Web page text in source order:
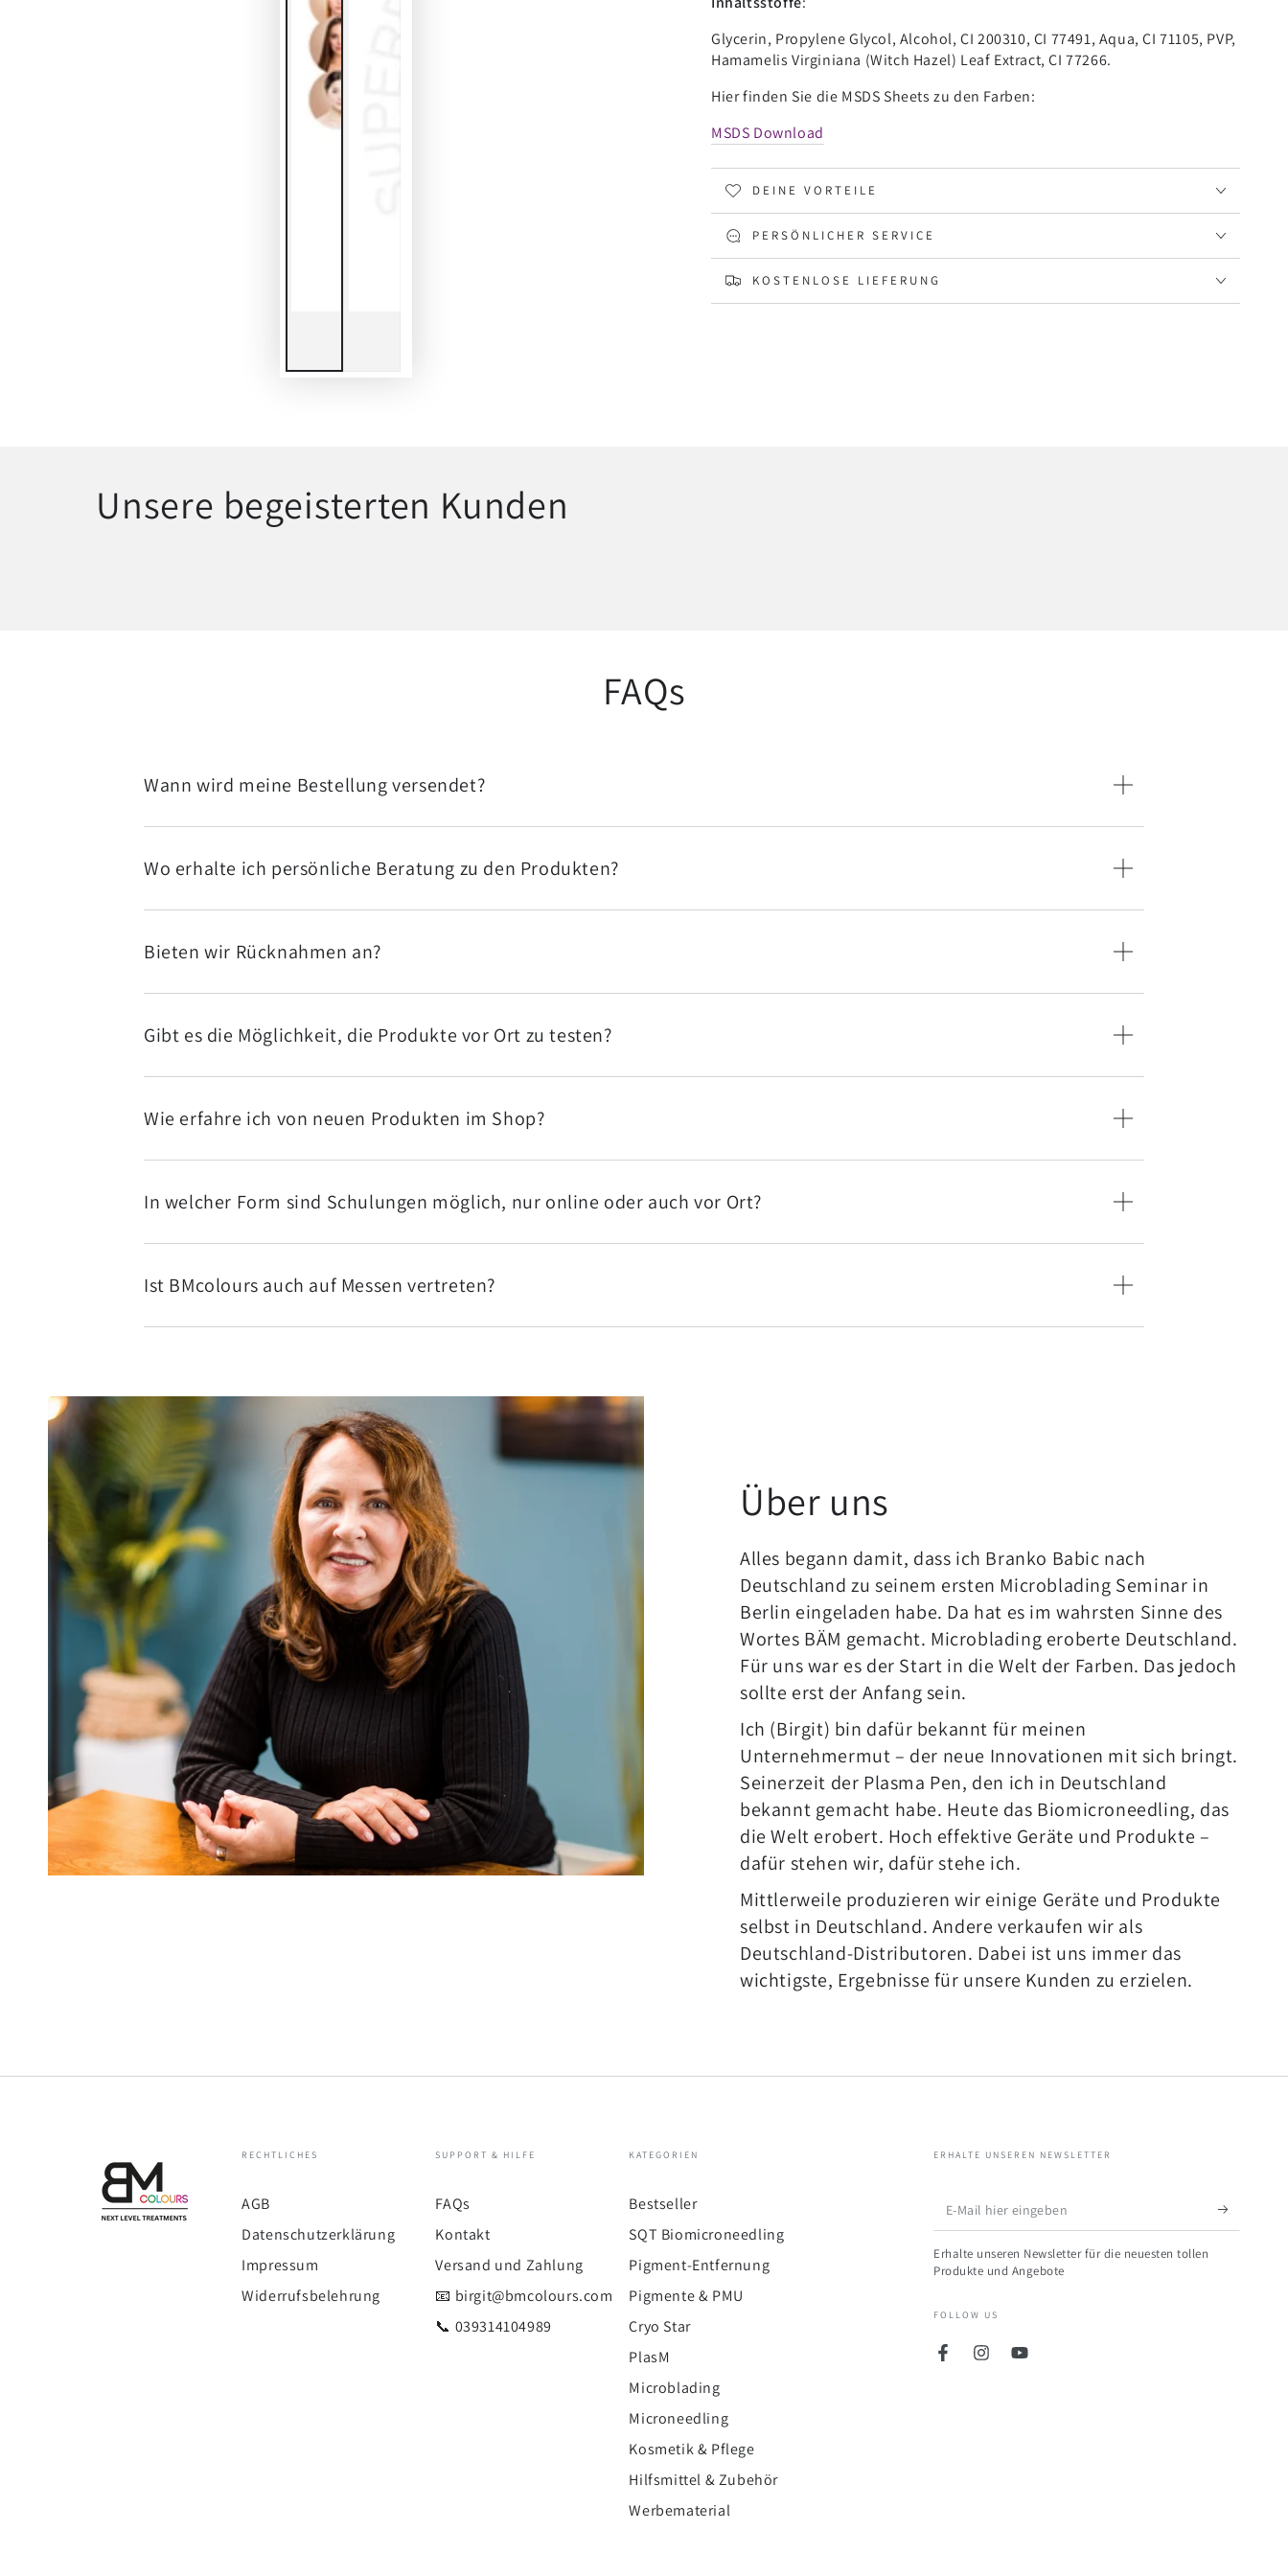
Glycerin, Propylene Glycol, Alcohol, CI 200310, CI 77491, Aqua, CI 71105, PVP,
Hamamelis Virginiana (Witch Hazel) Leaf Extract, CI 77266.
Hier finden Sie die MSDS Sheets zu den Farben:
MSDS Download
DEINE VORTEILE
PERSÖNLICHER SERVICE
KOSTENLOSE LIEFERUNG
Unsere begeisterten Kunden
FAQs
Wann wird meine Bestellung versendet?
Wo erhalte ich persönliche Beratung zu den Produkten?
Bieten wir Rücknahmen an?
Gibt es die Möglichkeit, die Produkte vor Ort zu testen?
Wie erfahre ich von neuen Produkten im Shop?
In welcher Form sind Schulungen möglich, nur online oder auch vor Ort?
Ist BMcolours auch auf Messen vertreten?
Über uns
Alles begann damit, dass ich Branko Babic nach
Deutschland zu seinem ersten Microblading Seminar in
Berlin eingeladen habe. Da hat es im wahrsten Sinne des
Wortes BÄM gemacht. Microblading eroberte Deutschland.
Für uns war es der Start in die Welt der Farben. Das jedoch
sollte erst der Anfang sein.
Ich (Birgit) bin dafür bekannt für meinen
Unternehmermut – der neue Innovationen mit sich bringt.
Seinerzeit der Plasma Pen, den ich in Deutschland
bekannt gemacht habe. Heute das Biomicroneedling, das
die Welt erobert. Hoch effektive Geräte und Produkte –
dafür stehen wir, dafür stehe ich.
Mittlerweile produzieren wir einige Geräte und Produkte
selbst in Deutschland. Andere verkaufen wir als
Deutschland-Distributoren. Dabei ist uns immer das
wichtigste, Ergebnisse für unsere Kunden zu erzielen.
RECHTLICHES
AGB
Datenschutzerklärung
Impressum
Widerrufsbelehrung
SUPPORT & HILFE
FAQs
Kontakt
Versand und Zahlung
📧 birgit@bmcolours.com
📞 039314104989
KATEGORIEN
Bestseller
SQT Biomicroneedling
Pigment-Entfernung
Pigmente & PMU
Cryo Star
PlasM
Microblading
Microneedling
Kosmetik & Pflege
Hilfsmittel & Zubehör
Werbematerial
ERHALTE UNSEREN NEWSLETTER
E-
Mail
hier
Erhalte unseren Newsletter für die neuesten tollen
Produkte und Angebote
FOLLOW US
FacebookInstagramYouTube